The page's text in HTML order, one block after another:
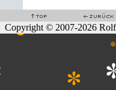
Copyright © 2007-2026